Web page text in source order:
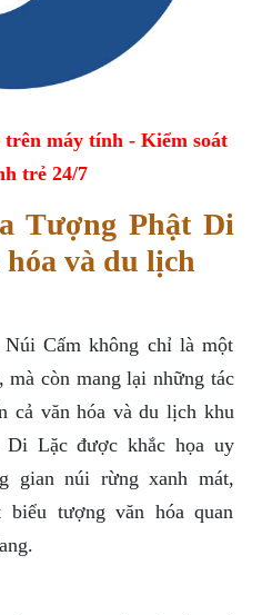
trên máy tính - Kiểm soát
trẻ 24/7
Tượng Phật Di
và du lịch
Cấm không chỉ là một
mà còn mang lại những tác
cả văn hóa và du lịch khu
Lặc được khắc họa uy
gian núi rừng xanh mát,
tượng văn hóa quan